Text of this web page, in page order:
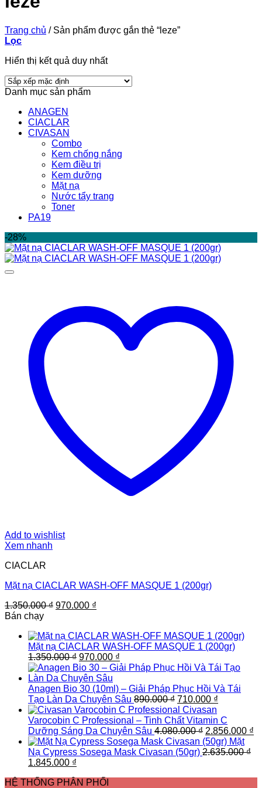
Trang chủ /Sản phẩm được gắn thẻ “leze”
Lọc
Hiển thị kết quả duy nhất
Danh mục sản phẩm
ANAGEN
CIACLAR
CIVASAN
Combo
Kem chống nắng
Kem điều trị
Kem dưỡng
Mặt nạ
Nước tẩy trang
Toner
PA19
-28%
Add to wishlist
Xem nhanh
CIACLAR
Mặt nạ CIACLAR WASH-OFF MASQUE 1 (200gr)
1.350.000₫ Giá
1.350.000 ₫.
970.000 ₫
là:
970.000 ₫.
Bán chạy
Mặt nạ CIACLAR WASH-OFF MASQUE 1 (200gr)
1.350.000₫ Giá
gốc
là:
1.350.000 ₫.
970.000 ₫
hiện
là:
970.000 ₫.
Anagen Bio 30 (10ml) – Giải Pháp Phục Hồi Và Tái
Tạo Làn Da Chuyên Sâu 890.000₫ Giá
gốc
là:
890.000 ₫.
710.000 ₫
tại
là:
710.000 ₫.
Civasan
Varocobin C Professional – Tinh Chất Vitamin C
Dưỡng Sáng Da Chuyên Sâu 4.080.000₫ Giá
gốc
là:
2.856.000 ₫
Mặt
Nạ Cypress Sosega Mask Civasan (50gr) 2.635.000₫
Giá
là:
1.845.000 ₫
tại
HỆ THỐNG PHÂN PHỐI